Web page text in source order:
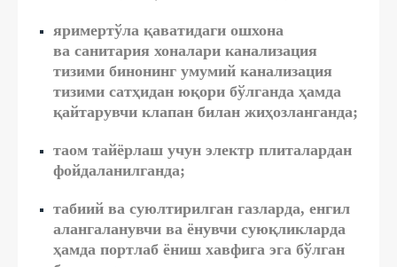
яримертўла қаватидаги ошхона
ва санитария хоналари канализация
тизими бинонинг умумий канализация
тизими сатҳидан юқори бўлганда ҳамда
қайтарувчи клапан билан жиҳозланганда;
таом тайёрлаш учун электр плиталардан
фойдаланилганда;
табиий ва суюлтирилган газларда, енгил
алангаланувчи ва ёнувчи суюқликларда
ҳамда портлаб ёниш хавфига эга бўлган